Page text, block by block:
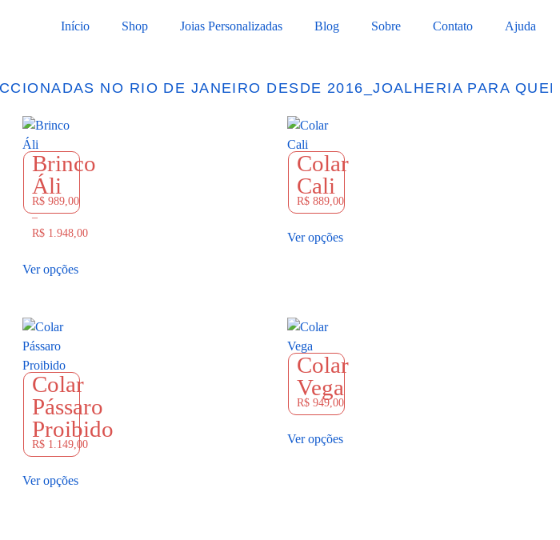
Início Shop Joias Personalizadas Blog Sobre Contato Ajuda
NO RIO DE JANEIRO DESDE 2016_JOALHERIA PARA QUEM
Brinco
Áli
R$ 989,00
–
R$ 1.948,00
Ver opções
Colar
Cali
R$ 889,00
Ver opções
Colar
Pássaro
Proibido
R$ 1.149,00
Ver opções
Colar
Vega
R$ 949,00
Ver opções